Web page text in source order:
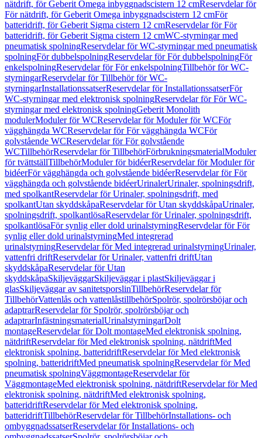
nätdrift, för Geberit Omega inbyggnadscistern 12 cmReservdelar för
För nätdrift, för Geberit Omega inbyggnadscistern 12 cmFör
batteridrift, för Geberit Sigma cistern 12 cmReservdelar för För
batteridrift, för Geberit Sigma cistern 12 cmWC-styrningar med
pneumatisk spolningReservdelar för WC-styrningar med pneumatisk
spolningFör dubbelspolningReservdelar för För dubbelspolningFör
enkelspolningReservdelar för För enkelspolningTillbehör för WC-
styrningarReservdelar för Tillbehör för WC-
styrningarInstallationssatserReservdelar för InstallationssatserFör
WC-styrningar med elektronisk spolningReservdelar för För WC-
styrningar med elektronisk spolningGeberit Monolith
modulerModuler för WCReservdelar för Moduler för WCFör
vägghängda WCReservdelar för För vägghängda WCFör
golvstående WCReservdelar för För golvstående
WCTillbehörReservdelar för TillbehörFörbrukningsmaterialModuler
för tvättställTillbehörModuler för bidéerReservdelar för Moduler för
bidéerFör vägghängda och golvstående bidéerReservdelar för För
vägghängda och golvstående bidéerUrinalerUrinaler, spolningsdrift,
med spolkantReservdelar för Urinaler, spolningsdrift, med
spolkantUtan skyddskåpaReservdelar för Utan skyddskåpaUrinaler,
spolningsdrift, spolkantlösaReservdelar för Urinaler, spolningsdrift,
spolkantlösaFör synlig eller dold urinalstyrningReservdelar för För
synlig eller dold urinalstyrningMed integrerad
urinalstyrningReservdelar för Med integrerad urinalstyrningUrinaler,
vattenfri driftReservdelar för Urinaler, vattenfri driftUtan
skyddskåpaReservdelar för Utan
skyddskåpaSkiljeväggarSkiljeväggar i plastSkiljeväggar i
glasSkiljeväggar av sanitetsporslinTillbehörReservdelar för
TillbehörVattenlås och vattenlåstillbehörSpolrör, spolrörsböjar och
adaptrarReservdelar för Spolrör, spolrörsböjar och
adaptrarInfästningsmaterialUrinalstyrningarDolt
montageReservdelar för Dolt montageMed elektronisk spolning,
nätdriftReservdelar för Med elektronisk spolning, nätdriftMed
elektronisk spolning, batteridriftReservdelar för Med elektronisk
spolning, batteridriftMed pneumatisk spolningReservdelar för Med
pneumatisk spolningVäggmontageReservdelar för
VäggmontageMed elektronisk spolning, nätdriftReservdelar för Med
elektronisk spolning, nätdriftMed elektronisk spolning,
batteridriftReservdelar för Med elektronisk spolning,
batteridriftTillbehörReservdelar för TillbehörInstallations- och
ombyggnadssatserReservdelar för Installations- och